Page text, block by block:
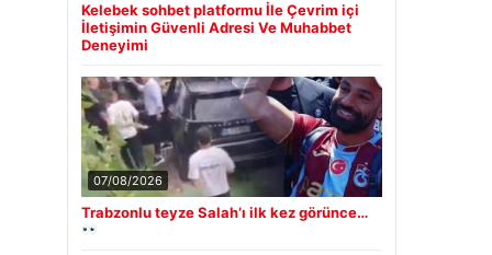
Kelebek sohbet platformu İle Çevrim içi
İletişimin Güvenli Adresi Ve Muhabbet
Deneyimi
07/08/2026
Trabzonlu teyze Salah’ı ilk kez görünce…